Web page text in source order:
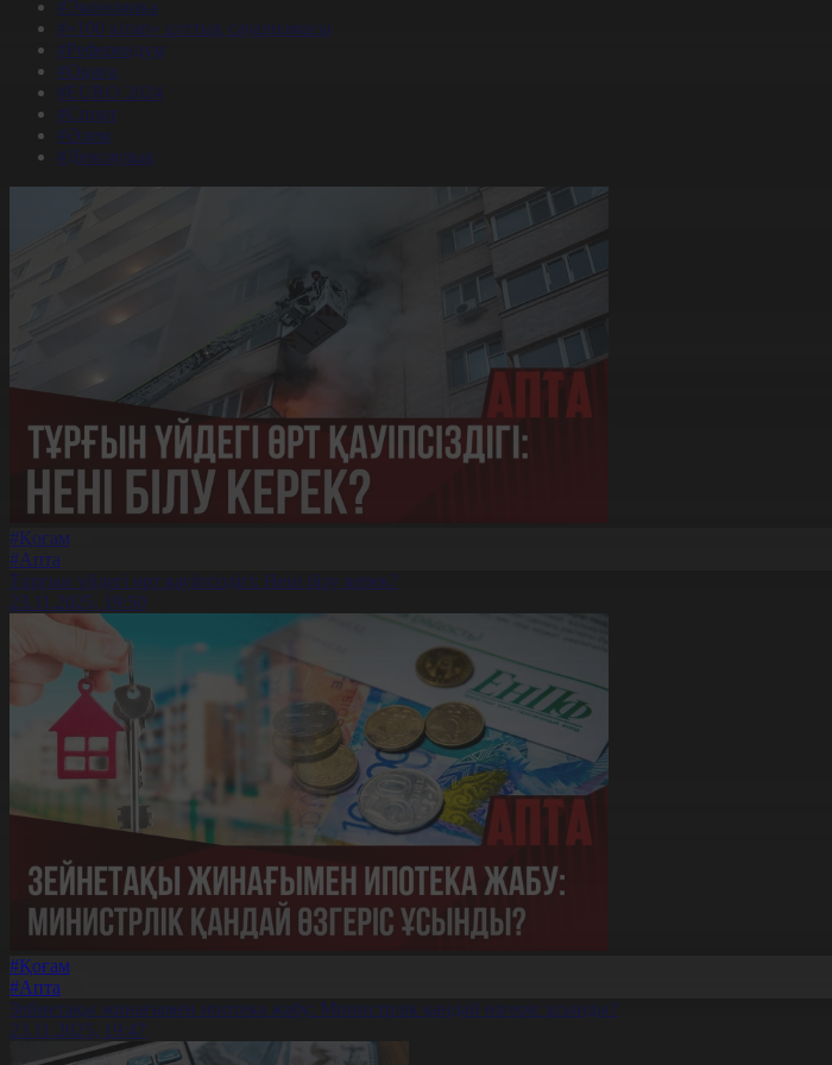
#Экономика
#«100 кітап» ұлттық сауалнамасы
#Референдум
#Оқиға
#EURO 2024
#Спорт
#Әлем
#Денсаулық
#Қоғам
#Апта
Тұрғын үйдегі өрт қауіпсіздігі: Нені білу керек?
23.11.2025, 19:50
#Қоғам
#Апта
Зейнетақы жинағымен ипотека жабу: Министрлік қандай өзгеріс ұсынды?
23.11.2025, 19:47